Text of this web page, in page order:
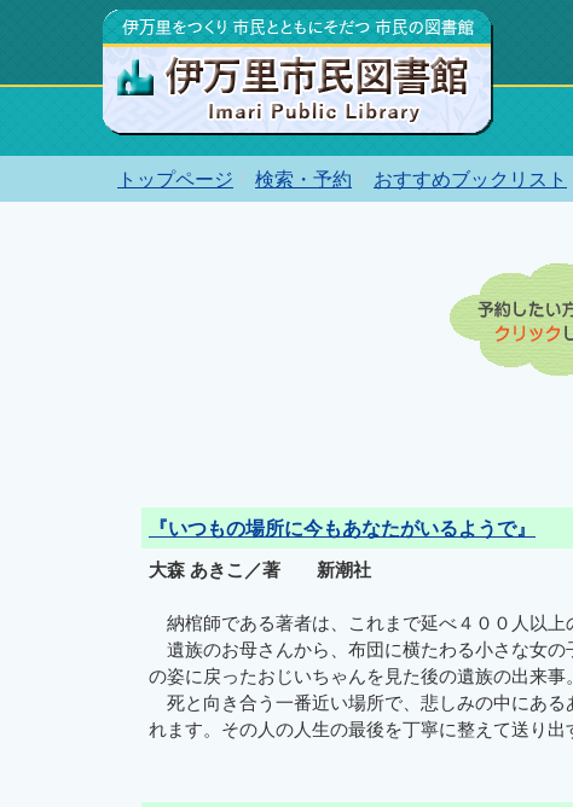
トップページ 検索・予約 おすすめブックリスト
『いつもの場所に今もあなたがいるようで』
大森 あきこ／著 新潮社
納棺師である著者は、これまで延べ４００人以上
遺族のお母さんから、布団に横たわる小さな女
の姿に戻ったおじいちゃんを見た後の遺族の出来事。
死と向き合う一番近い場所で、悲しみの中にあ
れます。その人の人生の最後を丁寧に整えて送り